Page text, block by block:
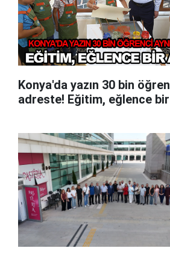
Konya'da yazın 30 bin
adreste! Eğitim, eğlence